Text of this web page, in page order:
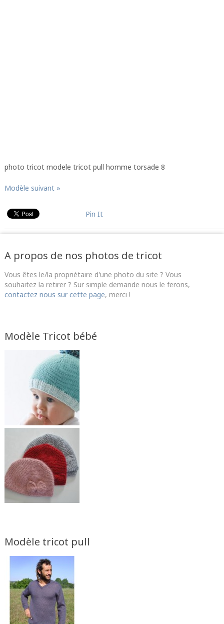
photo tricot modele tricot pull homme torsade 8
Modèle suivant »
Pin It
A propos de nos photos de tricot
Vous êtes le/la propriétaire d'une photo du site ? Vous
souhaitez la retirer ? Sur simple demande nous le ferons,
contactez nous sur cette page, merci !
Modèle Tricot bébé
Modèle tricot pull